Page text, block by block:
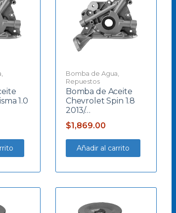
1.0
Bomba de Agua
Repuestos
Bomba de Aceite
Chevrolet Spin 1.8
2013/…
$1,869.00
Añadir al carrito